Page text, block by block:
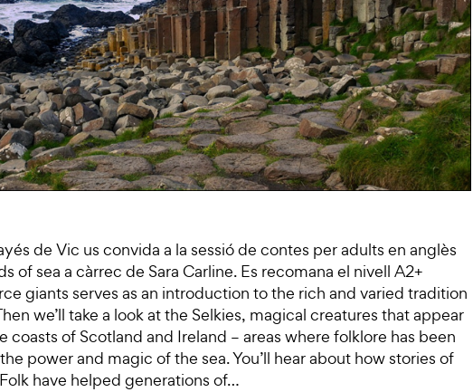
de Vic us convida a la sessió de contes per adults en anglès
of sea a càrrec de Sara Carline. Es recomana el nivell A2+
giants serves as an introduction to the rich and varied tradition
we’ll take a look at the Selkies, magical creatures that appear
coasts of Scotland and Ireland – areas where folklore has been
power and magic of the sea. You’ll hear about how stories of
have helped generations of…